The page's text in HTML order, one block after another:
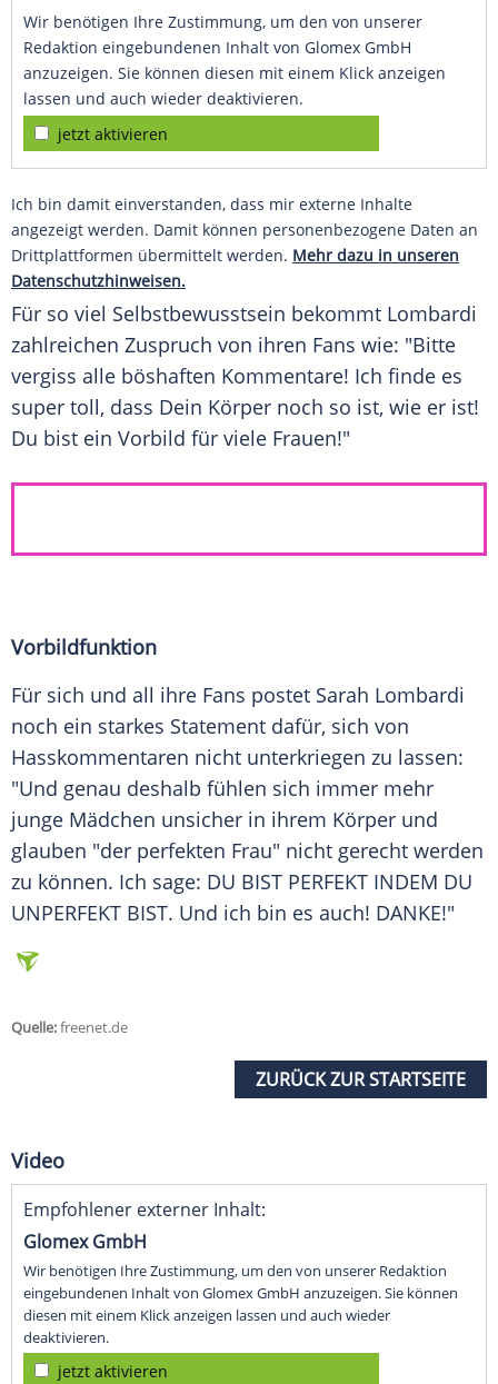
Wir benötigen Ihre Zustimmung, um den von unserer
Redaktion eingebundenen Inhalt von Glomex GmbH
anzuzeigen. Sie können diesen mit einem Klick anzeigen
lassen und auch wieder deaktivieren.
jetzt aktivieren
Ich bin damit einverstanden, dass mir externe Inhalte
angezeigt werden. Damit können personenbezogene Daten an
Drittplattformen übermittelt werden. Mehr dazu in unseren
Datenschutzhinweisen.
Für so viel Selbstbewusstsein bekommt Lombardi
zahlreichen Zuspruch von ihren Fans wie: "Bitte
vergiss alle böshaften Kommentare! Ich finde es
super toll, dass Dein Körper noch so ist, wie er ist!
Du bist ein Vorbild für viele Frauen!"
Vorbildfunktion
Für sich und all ihre Fans postet Sarah Lombardi
noch ein starkes Statement dafür, sich von
Hasskommentaren nicht unterkriegen zu lassen:
"Und genau deshalb fühlen sich immer mehr
junge Mädchen unsicher in ihrem Körper und
glauben "der perfekten Frau" nicht gerecht werden
zu können. Ich sage: DU BIST PERFEKT INDEM DU
UNPERFEKT BIST. Und ich bin es auch! DANKE!"
Quelle:freenet.de
ZURÜCK ZUR STARTSEITE
Video
Empfohlener externer Inhalt:
Glomex GmbH
Wir benötigen Ihre Zustimmung, um den von unserer Redaktion
eingebundenen Inhalt von Glomex GmbH anzuzeigen. Sie können
diesen mit einem Klick anzeigen lassen und auch wieder
deaktivieren.
jetzt aktivieren